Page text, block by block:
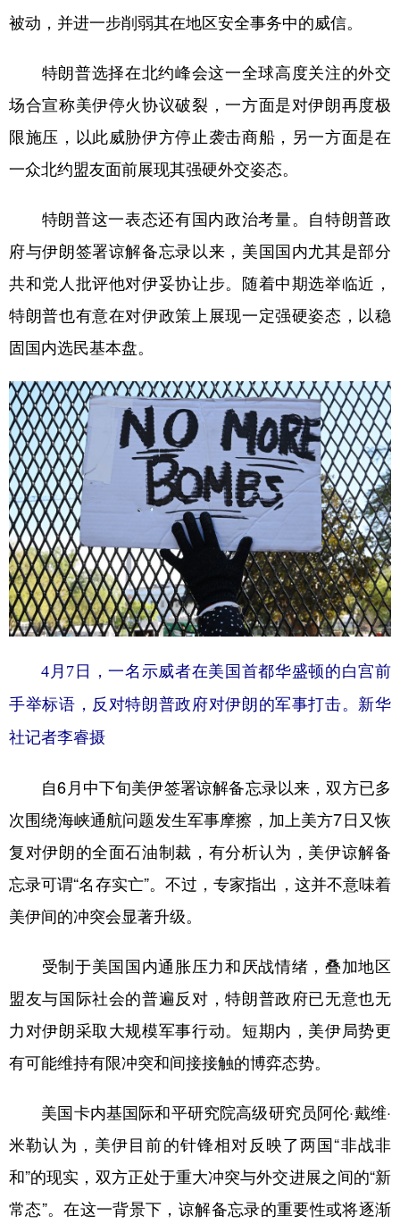
被动，并进一步削弱其在地区安全事务中的威信。
特朗普选择在北约峰会这一全球高度关注的外交
场合宣称美伊停火协议破裂，一方面是对伊朗再度极
限施压，以此威胁伊方停止袭击商船，另一方面是在
一众北约盟友面前展现其强硬外交姿态。
特朗普这一表态还有国内政治考量。自特朗普政
府与伊朗签署谅解备忘录以来，美国国内尤其是部分
共和党人批评他对伊妥协让步。随着中期选举临近，
特朗普也有意在对伊政策上展现一定强硬姿态，以稳
固国内选民基本盘。
4月7日，一名示威者在美国首都华盛顿的白宫前
手举标语，反对特朗普政府对伊朗的军事打击。新华
社记者李睿摄
自6月中下旬美伊签署谅解备忘录以来，双方已多
次围绕海峡通航问题发生军事摩擦，加上美方7日又恢
复对伊朗的全面石油制裁，有分析认为，美伊谅解备
忘录可谓“名存实亡”。不过，专家指出，这并不意味着
美伊间的冲突会显著升级。
受制于美国国内通胀压力和厌战情绪，叠加地区
盟友与国际社会的普遍反对，特朗普政府已无意也无
力对伊朗采取大规模军事行动。短期内，美伊局势更
有可能维持有限冲突和间接接触的博弈态势。
美国卡内基国际和平研究院高级研究员阿伦·戴维·
米勒认为，美伊目前的针锋相对反映了两国“非战非
和”的现实，双方正处于重大冲突与外交进展之间的“新
常态”。在这一背景下，谅解备忘录的重要性或将逐渐